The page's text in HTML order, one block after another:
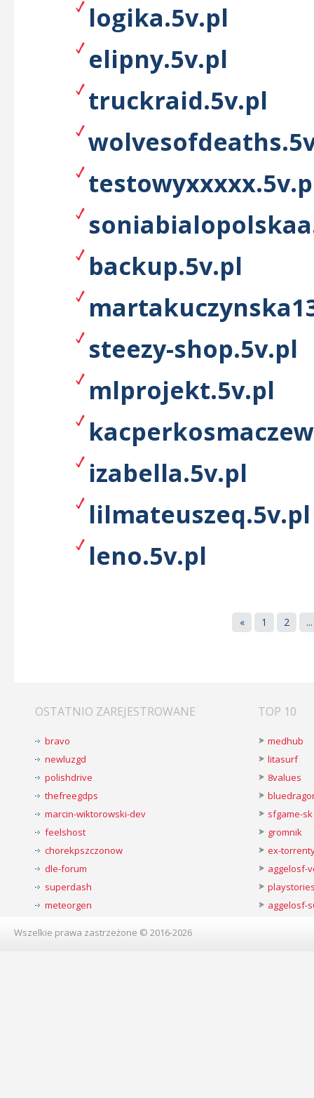
logika.5v.pl
elipny.5v.pl
truckraid.5v.pl
backup.5v.pl
steezy-shop.5v.pl
mlprojekt.5v.pl
izabella.5v.pl
lilmateuszeq.5v.pl
leno.5v.pl
« 1 2 ...
OSTATNIO ZAREJESTROWANE
bravo
newluzgd
polishdrive
thefreegdps
marcin-wiktorowski-dev
feelshost
chorekpszczonow
dle-forum
superdash
meteorgen
TOP 10
medhub
litasurf
8values
sfgame-sk
gromnik
ex-
aggelosf-
aggelosf-
Wszelkie prawa zastrzeżone © 2016-2026